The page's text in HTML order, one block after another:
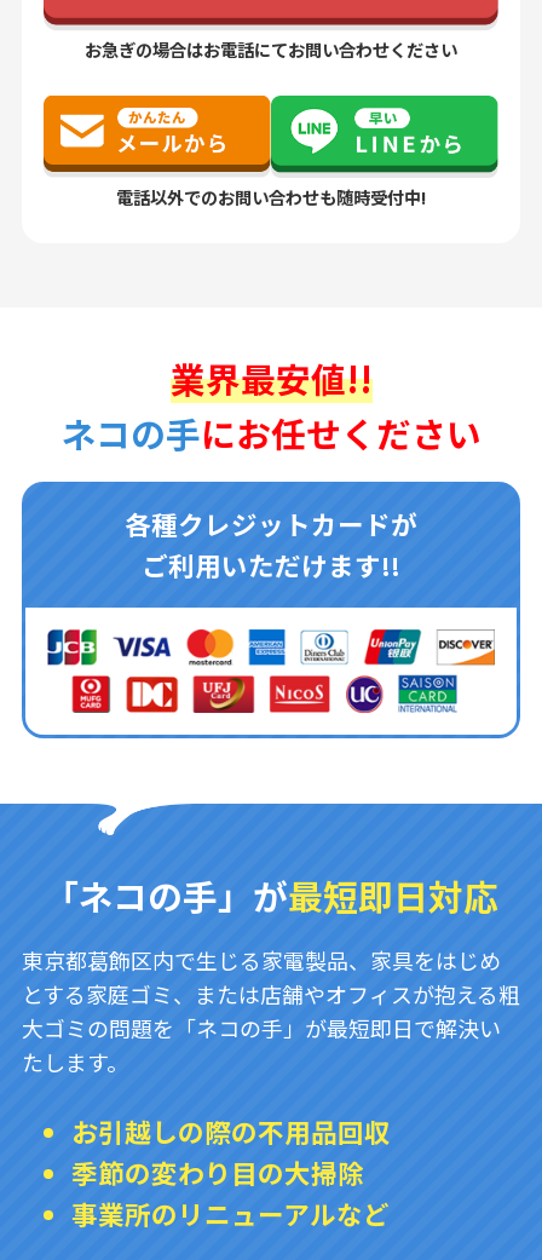
お急ぎの場合はお電話にてお問い合わせください
電話以外でのお問い合わせも随時受付中!
業界最安値!!
ネコの手にお任せください
各種クレジットカードが
ご利用いただけます!!
「ネコの手」が最短即日対応
東京都葛飾区内で生じる家電製品、家具をはじめ
とする家庭ゴミ、または店舗やオフィスが抱える粗
大ゴミの問題を「ネコの手」が最短即日で解決い
たします。
お引越しの際の不用品回収
季節の変わり目の大掃除
事業所のリニューアルなど